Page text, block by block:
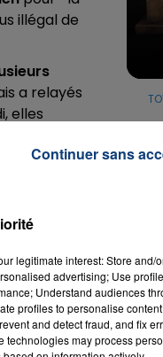
LA
illégal de
a relayés
elles
de
du monde
la
31
legitimate interest: Store and/
advertising; Use
Understand audiences
profiles to personalise
and detect fraud, and fix
technologies may process
Continuer sans